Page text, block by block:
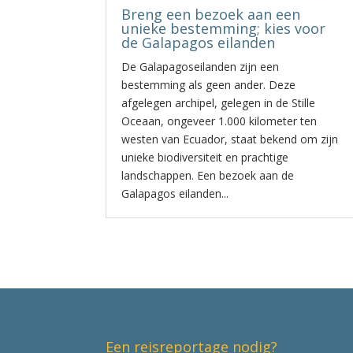
Breng een bezoek aan een
unieke bestemming; kies voor
de Galapagos eilanden
De Galapagoseilanden zijn een
bestemming als geen ander. Deze
afgelegen archipel, gelegen in de Stille
Oceaan, ongeveer 1.000 kilometer ten
westen van Ecuador, staat bekend om zijn
unieke biodiversiteit en prachtige
landschappen. Een bezoek aan de
Galapagos eilanden...
Een reisreportage nodig?